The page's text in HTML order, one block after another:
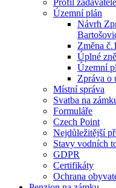
Profil zadavatele
Územní plán
Návrh
Změna
Úplné
Územní
Zpráva o
Místní správa
Svatba na
Formuláře
Czech Point
Nejdůležitější
Stavy vodních
GDPR
Certifikáty
Ochrana